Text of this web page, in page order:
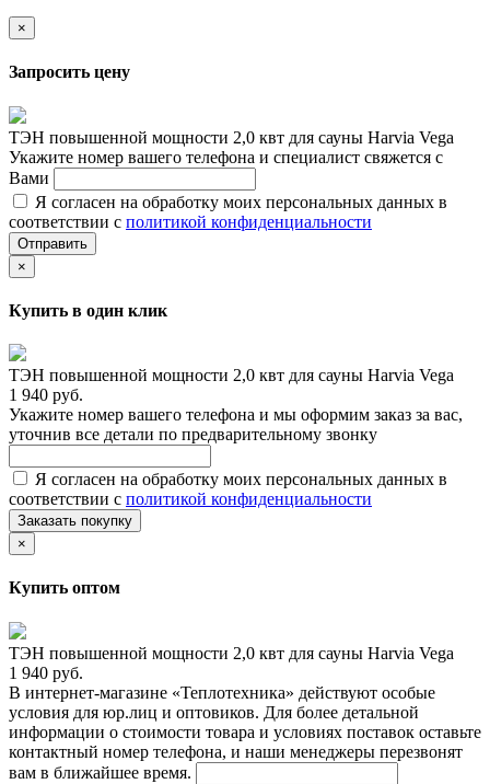
×
Запросить цену
ТЭН повышенной мощности 2,0 квт для сауны Harvia Vega
Укажите номер вашего телефона и специалист свяжется с
Вами
Я согласен на обработку моих персональных данных в
соответствии с политикой конфиденциальности
Отправить
×
Купить в один клик
ТЭН повышенной мощности 2,0 квт для сауны Harvia Vega
1 940 руб.
Укажите номер вашего телефона и мы оформим заказ за вас,
уточнив все детали по предварительному звонку
Я согласен на обработку моих персональных данных в
соответствии с политикой конфиденциальности
Заказать покупку
×
Купить оптом
ТЭН повышенной мощности 2,0 квт для сауны Harvia Vega
1 940 руб.
В интернет-магазине «Теплотехника» действуют особые
условия для юр.лиц и оптовиков. Для более детальной
информации о стоимости товара и условиях поставок оставьте
контактный номер телефона, и наши менеджеры перезвонят
вам в ближайшее время.